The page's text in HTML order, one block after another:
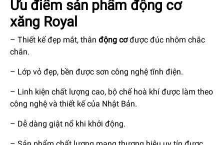
Ưu điểm sản phẩm động cơ
xăng Royal
– Thiết kế đẹp mắt, thân động cơđược đúc nhôm chắc
chắn.
– Lớp vỏ đẹp, bền được sơn công nghệ tĩnh điện.
– Linh kiện chất lượng cao, bộ chế hoà khí được làm theo
công nghệ và thiết kế của Nhật Bản.
– Dễ dàng giật nổ khi khởi động.